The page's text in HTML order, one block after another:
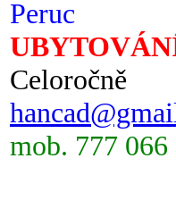
Peruc
Celoročně
mob. 777 066